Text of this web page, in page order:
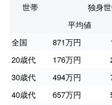
世帯 独身
平均値
全国
871万円
20歳代
176万円
30歳代
494万円
40歳代
657万円